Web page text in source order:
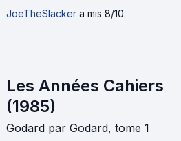
JoeTheSlacker a mis 8/10.
Les Années Cahiers
(1985)
Godard par Godard, tome 1